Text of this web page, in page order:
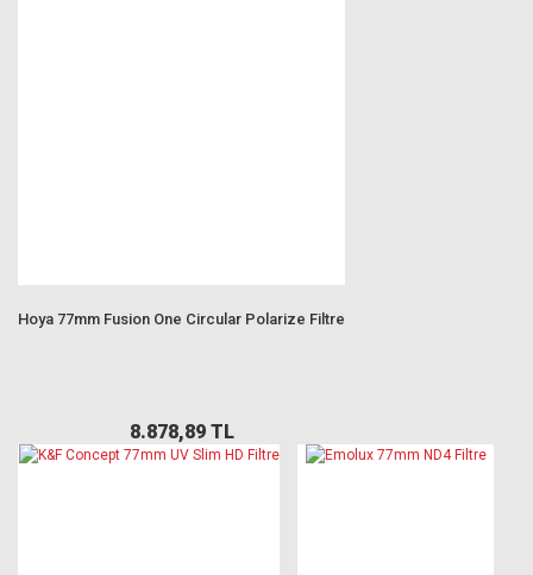
Hoya 77mm Fusion One Circular Polarize Filtre
8.878,89 TL